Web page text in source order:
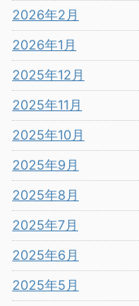
2026年2月
2026年1月
2025年12月
2025年11月
2025年10月
2025年9月
2025年8月
2025年7月
2025年6月
2025年5月